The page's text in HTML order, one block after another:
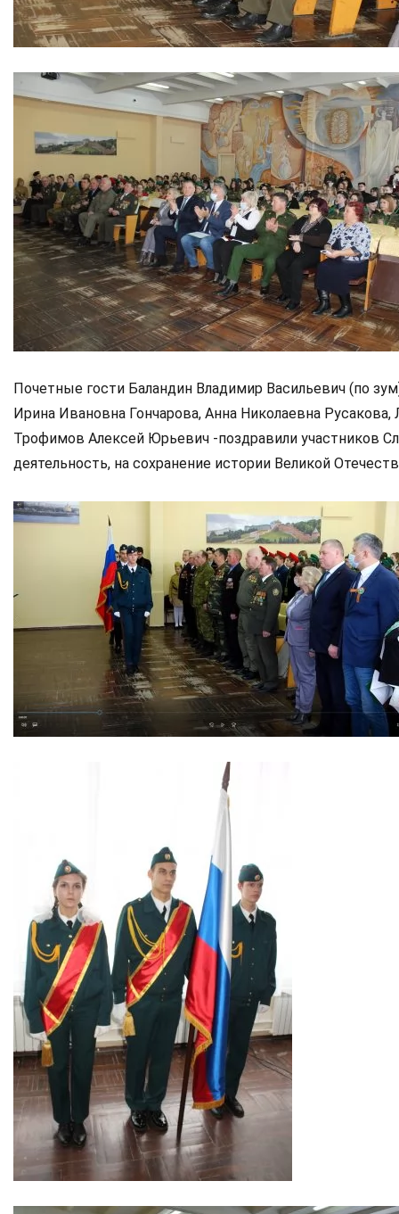
Почетные гости Баландин Владимир Васильевич (по
Ирина Ивановна Гончарова, Анна Николаевна
Трофимов Алексей Юрьевич -поздравили участников
деятельность, на сохранение истории Великой